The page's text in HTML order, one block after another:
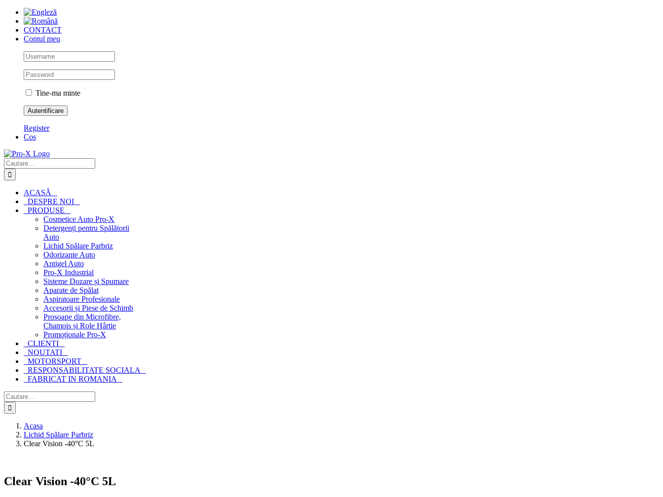
Skip
contentCONTACT
Contul meu
Tine-ma minte
Register
Cos
Cautare...
ACASĂ
DESPRE NOI
PRODUSE
Cosmetice Auto Pro-X
Detergenți pentru Spălătorii
Auto
Lichid Spălare Parbriz
Odorizante Auto
Antigel Auto
Pro-X Industrial
Sisteme Dozare și Spumare
Aparate de Spălat
Aspiratoare Profesionale
Accesorii și Piese de Schimb
Prosoape din Microfibre,
Chamois și Role Hârtie
Promoționale Pro-X
CLIENTI
NOUTATI
MOTORSPORT
RESPONSABILITATE SOCIALA
FABRICAT IN ROMANIA
Cautare...
Acasa
Lichid Spălare Parbriz
Clear Vision -40°C 5L
Clear Vision -40°C 5L